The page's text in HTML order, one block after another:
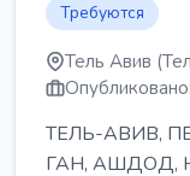
Требуются
Тель Авив
ТЕЛЬ-АВИВ,
ГАН, АШДОД,